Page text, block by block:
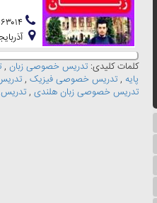
کلمات کلیدی: تدریس خصوصی زبان ,
پایه , تدریس خصوصی فیزیک ,
تدریس خصوصی زبان هلندی ,